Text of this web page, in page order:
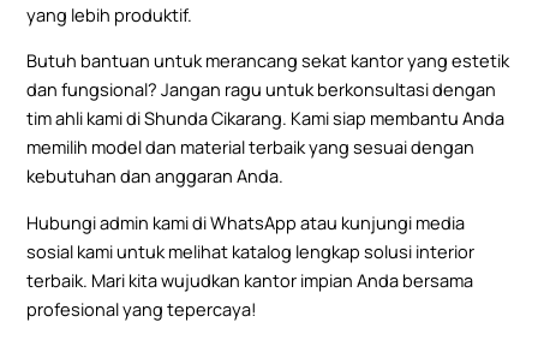
yang lebih produktif.
Butuh bantuan untuk merancang sekat kantor yang estetik
dan fungsional? Jangan ragu untuk berkonsultasi dengan
tim ahli kami diShunda Cikarang. Kami siap membantu Anda
memilih model dan material terbaik yang sesuai dengan
kebutuhan dan anggaran Anda.
Hubungi admin kami diWhatsApp atau kunjungi media
sosial kami untuk melihat katalog lengkap solusi interior
terbaik. Mari kita wujudkan kantor impian Anda bersama
profesional yang tepercaya!